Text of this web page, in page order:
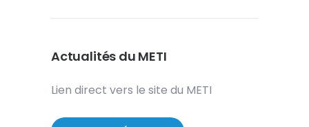
Actualités du METI
Lien direct vers le site du METI